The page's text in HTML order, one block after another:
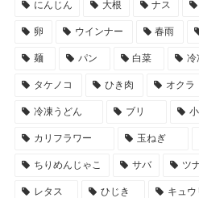
にんじん 大根 ナス
卵 ウインナー 春雨
麺 パン 白菜 冷
タケノコ ひき肉 オクラ
冷凍うどん ブリ
カリフラワー 玉ねぎ
ちりめんじゃこ サバ ツ
レタス ひじき キュウ